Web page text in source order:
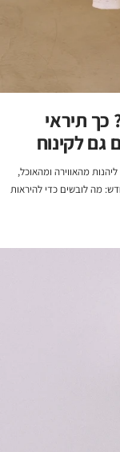
כך תיראי
גם לקינוח
מהאווירה ומהאוכל,
מה לובשים כדי להיראות